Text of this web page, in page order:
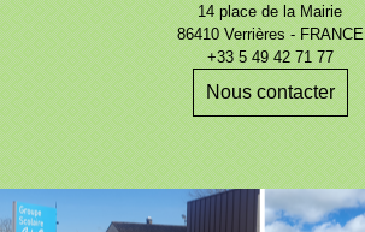
14 place de la Mairie
86410 Verrières - FRANCE
+33 5 49 42 71 77
Nous contacter